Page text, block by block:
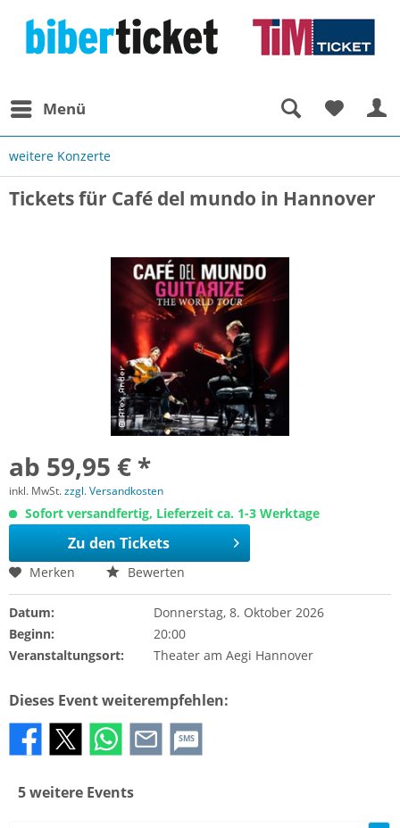
Menü
weitere Konzerte
Tickets für Café del mundo in Hannover
ab 59,95 € *
inkl. MwSt.zzgl. Versandkosten
Sofort versandfertig, Lieferzeit ca. 1-3 Werktage
Zu den Tickets
Merken Bewerten
Datum:
Donnerstag, 8. Oktober 2026
Beginn:
20:00
Veranstaltungsort:
Theater am Aegi Hannover
Dieses Event weiterempfehlen:
SMS
5 weitere Events